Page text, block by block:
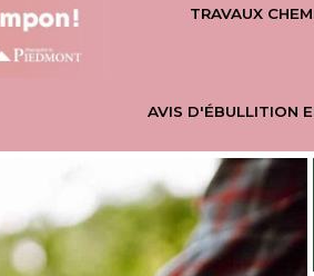
TRAVAUX
AVIS D'ÉBULLITION